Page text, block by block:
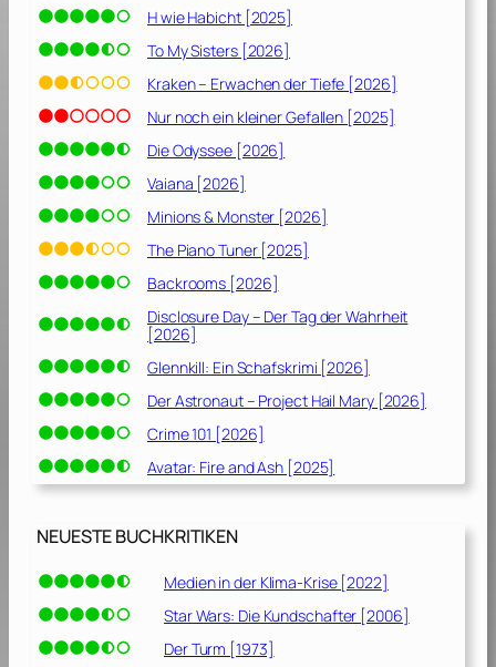
H wie Habicht [2025]
To My Sisters [2026]
Kraken – Erwachen der Tiefe [2026]
Nur noch ein kleiner Gefallen [2025]
Die Odyssee [2026]
Vaiana [2026]
Minions & Monster [2026]
The Piano Tuner [2025]
Backrooms [2026]
Disclosure Day – Der Tag der Wahrheit
[2026]
Glennkill: Ein Schafskrimi [2026]
Der Astronaut – Project Hail Mary [2026]
Crime 101 [2026]
Avatar: Fire and Ash [2025]
NEUESTE BUCHKRITIKEN
Medien in der Klima-Krise [2022]
Star Wars: Die Kundschafter [2006]
Der Turm [1973]